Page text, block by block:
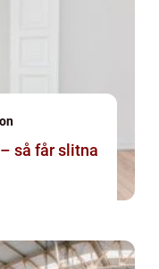
så får slitna